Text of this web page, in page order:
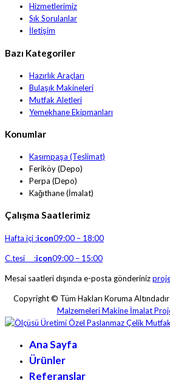
Hizmetlerimiz
Sık Sorulanlar
İletişim
Bazı Kategoriler
Hazırlık Araçları
Bulaşık Makineleri
Mutfak Aletleri
Yemekhane Ekipmanları
Konumlar
Kasımpaşa (Teslimat)
Feriköy (Depo)
Perpa (Depo)
Kağıthane (İmalat)
Çalışma Saatlerimiz
Hafta içi :icon09:00 – 18:00
C.tesi :icon09:00 – 15:00
Mesai saatleri dışında e-posta gönderiniz
Copyright © Tüm Hakları Koruma
Malzemeleri Makine İmalat
Ana Sayfa
Ürünler
Referanslar